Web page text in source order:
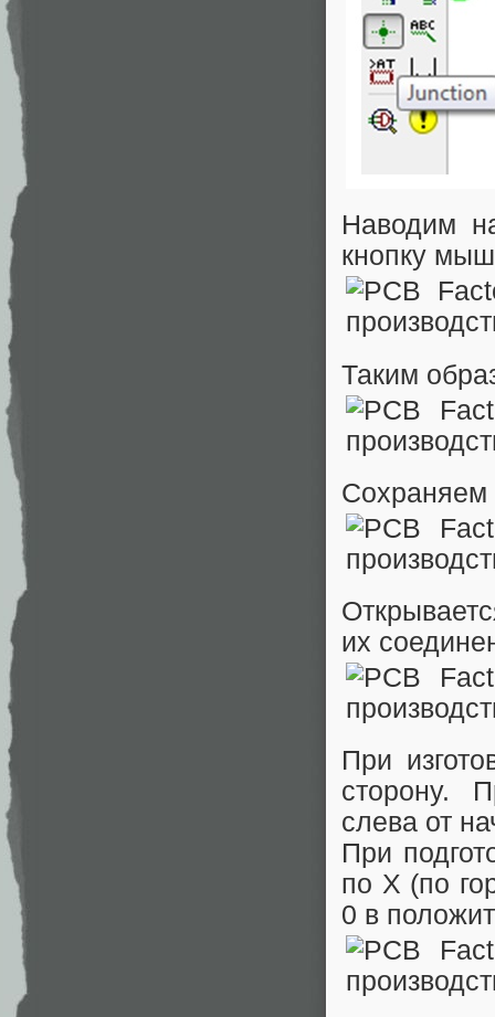
Наводим
кнопку
Таким
Сохраняем
их
При
сторону.
слева от
При
по Х (по
0 в